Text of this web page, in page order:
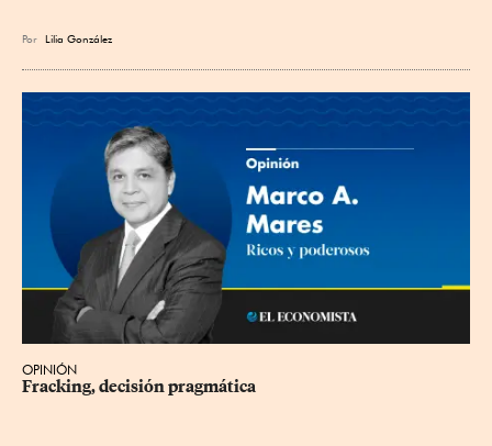
Por Lilia González
OPINIÓN
Fracking, decisión pragmática